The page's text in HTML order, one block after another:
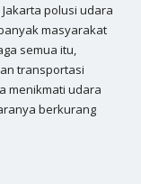
polusi udara
masyarakat
semua itu,
transportasi
menikmati udara
berkurang